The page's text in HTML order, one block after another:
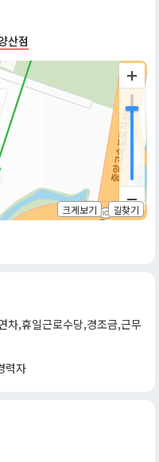
산점
크게보기 길찾기
차,휴일근로수당,경조금,근무
력자